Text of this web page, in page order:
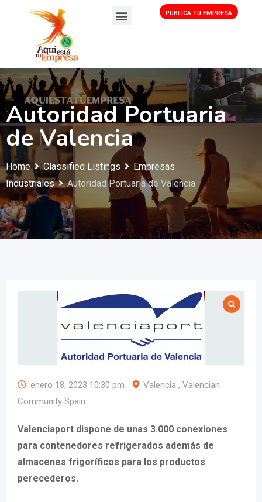
PUBLICA TU EMPRESA
Autoridad Portuaria
de Valencia
Home Classified Listings
Empresas
Industriales
Autoridad Portuaria de Valencia
enero 18, 2023 10:30 pm
Valencia , Valencian
Community Spain
Valenciaport dispone de unas 3.000 conexiones
para contenedores refrigerados además de
almacenes frigoríficos para los productos
perecederos.